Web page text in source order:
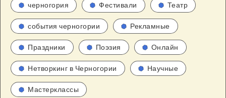
черногория Фестивали Театр
события черногории Рекламные
Праздники Поэзия Онлайн
Нетворкинг в Черногории Научные
Мастерклассы